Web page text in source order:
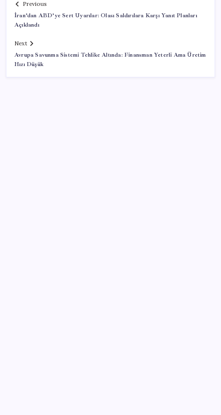
Previous
İran’dan ABD’ye Sert Uyarılar: Olası Saldırılara Karşı Yanıt Planları
Açıklandı
Next
Avrupa Savunma Sistemi Tehlike Altında: Finansman Yeterli Ama Üretim
Hızı Düşük